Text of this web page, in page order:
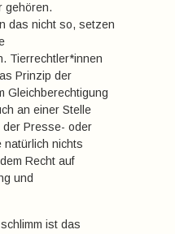
gehören.
das nicht so, setzen
Tierrechtler*innen
Prinzip der
Gleichberechtigung
an einer Stelle
der Presse- oder
natürlich nichts
Recht auf
und
ist das